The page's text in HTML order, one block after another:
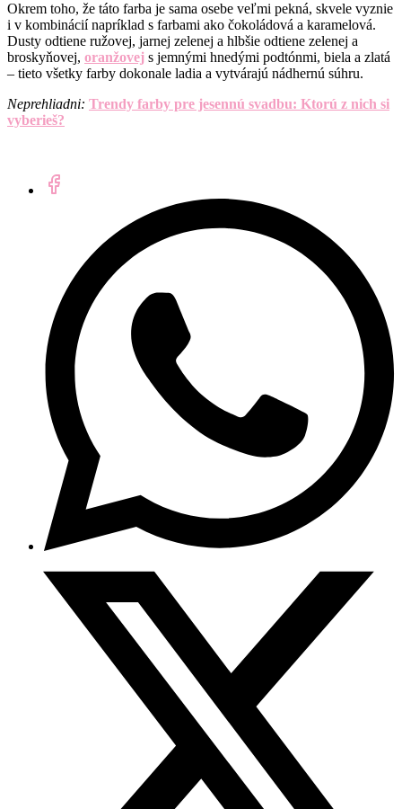
Okrem toho, že táto farba je sama osebe veľmi pekná, skvele vyznie
i v kombinácií napríklad s farbami ako čokoládová a karamelová.
Dusty odtiene ružovej, jarnej zelenej a hlbšie odtiene zelenej a
broskyňovej, oranžovej s jemnými hnedými podtónmi, biela a zlatá
– tieto všetky farby dokonale ladia a vytvárajú nádhernú súhru.
Neprehliadni: Trendy farby pre jesennú svadbu: Ktorú z nich si
vyberieš?